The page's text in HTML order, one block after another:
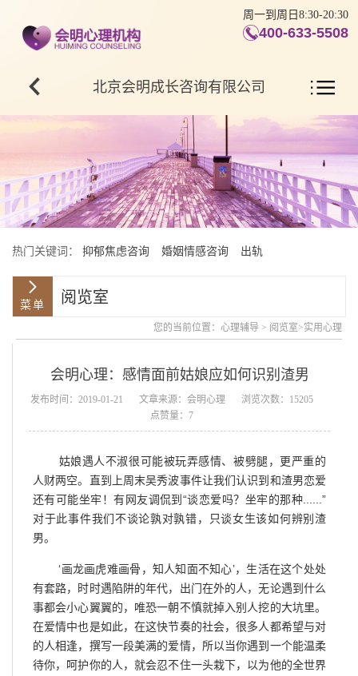
周一到周日8:30-20:30
400-633-5508
北京会明成长咨询有限公司
热门关键词： 抑郁焦虑咨询 婚姻情感咨询 出轨
阅览室
您的当前位置： 心理辅导 > 阅览室>实用心理
会明心理：感情面前姑娘应如何识别渣男
发布时间：2019-01-21 文章来源：会明心理
浏览次数：15205
点赞量：7
姑娘遇人不淑很可能被玩弄感情、被劈腿，更严重的
人财两空。直到上周末吴秀波事件让我们认识到和渣男恋爱
还有可能坐牢！有网友调侃到“谈恋爱吗？坐牢的那种......”
对于此事件我们不谈论孰对孰错，只谈女生该如何辨别渣
男。
‘画龙画虎难画骨，知人知面不知心’，生活在这个处处
有套路，时时遇陷阱的年代，出门在外的人，无论遇到什么
事都会小心翼翼的，唯恐一朝不慎就掉入别人挖的大坑里。
在爱情中也是如此，在这快节奏的社会，很多人都希望与对
的人相逢，撰写一段美满的爱情，所以当你遇到一个能温柔
待你，呵护你的人，就会忍不住一头栽下，以为他的全世界